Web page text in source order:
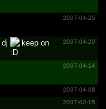
2007-04-25
2007-04-20
keep on
2007-04-14
2007-04-08
2007-02-15